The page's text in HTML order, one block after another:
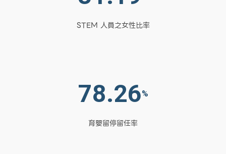
STEM 人員之女性比率
78.26%
育嬰留停留任率